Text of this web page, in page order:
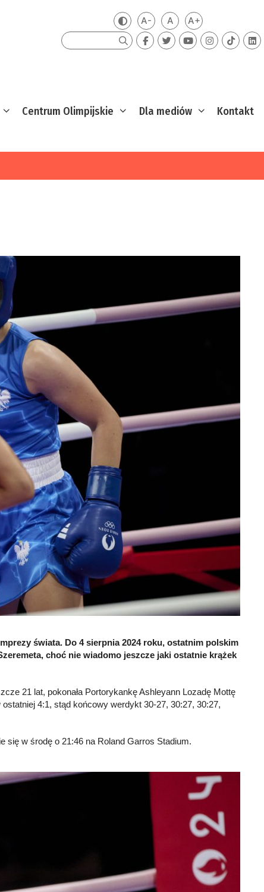
Zmień kontrast
A-Mniejsza czcionka
ADomyślna czcionka
A+Większa
Szukaj
Centrum Olimpijskie Dla mediów Kontakt
świata. Do 4 sierpnia 2024 roku, ostatnim polskim
choć nie wiadomo jeszcze jaki ostatnie krążek
21 lat, pokonała Portorykankę Ashleyann Lozadę Mottę
4:1, stąd końcowy werdykt 30-27, 30:27, 30:27,
się w środę o 21:46 na Roland Garros Stadium.